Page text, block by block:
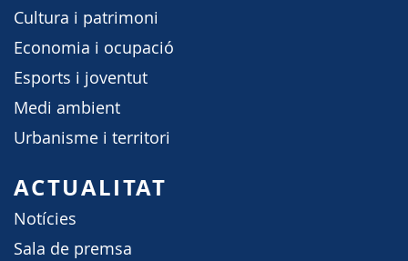
Cultura i patrimoni
Economia i ocupació
Esports i joventut
Medi ambient
Urbanisme i territori
ACTUALITAT
Notícies
Sala de premsa